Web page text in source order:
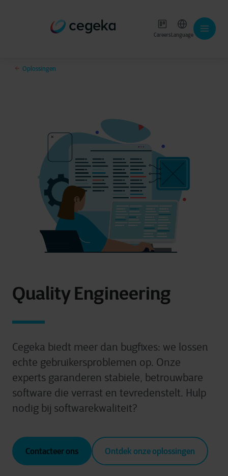
CareersLanguage
Oplossingen
Quality Engineering
Cegeka biedt meer dan bugfixes: we lossen
echte gebruikersproblemen op. Onze
experts garanderen stabiele, betrouwbare
software die verrast en tevredenstelt. Hulp
nodig bij softwarekwaliteit?
Contacteer ons Ontdek onze oplossingen